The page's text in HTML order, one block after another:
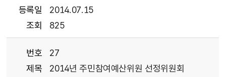
등록일
2014.07.15
조회
825
번호
27
제목
2014년 주민참여예산위원 선정위원회